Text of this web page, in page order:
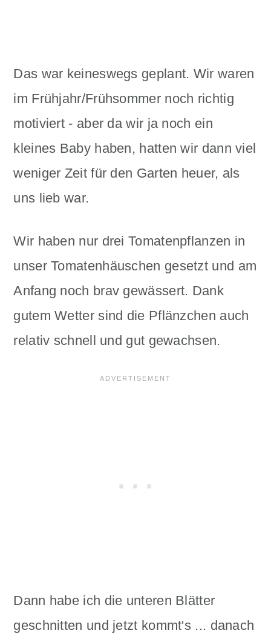
Das war keineswegs geplant. Wir waren
im Frühjahr/Frühsommer noch richtig
motiviert - aber da wir ja noch ein
kleines Baby haben, hatten wir dann viel
weniger Zeit für den Garten heuer, als
uns lieb war.
Wir haben nur drei Tomatenpflanzen in
unser Tomatenhäuschen gesetzt und am
Anfang noch brav gewässert. Dank
gutem Wetter sind die Pflänzchen auch
relativ schnell und gut gewachsen.
Dann habe ich die unteren Blätter
geschnitten und jetzt kommt's ... danach